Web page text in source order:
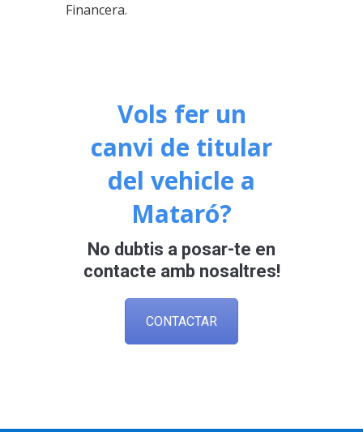
Financera.
Vols fer un
canvi de titular
del vehicle a
Mataró?
No dubtis a posar-te en
contacte amb nosaltres!
CONTACTAR